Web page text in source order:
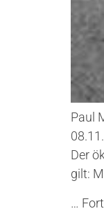
Paul
Der
gilt:
…